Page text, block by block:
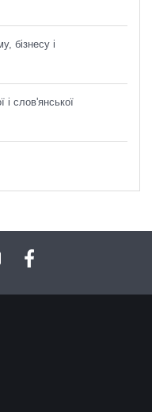
бізнесу і
і слов'янської